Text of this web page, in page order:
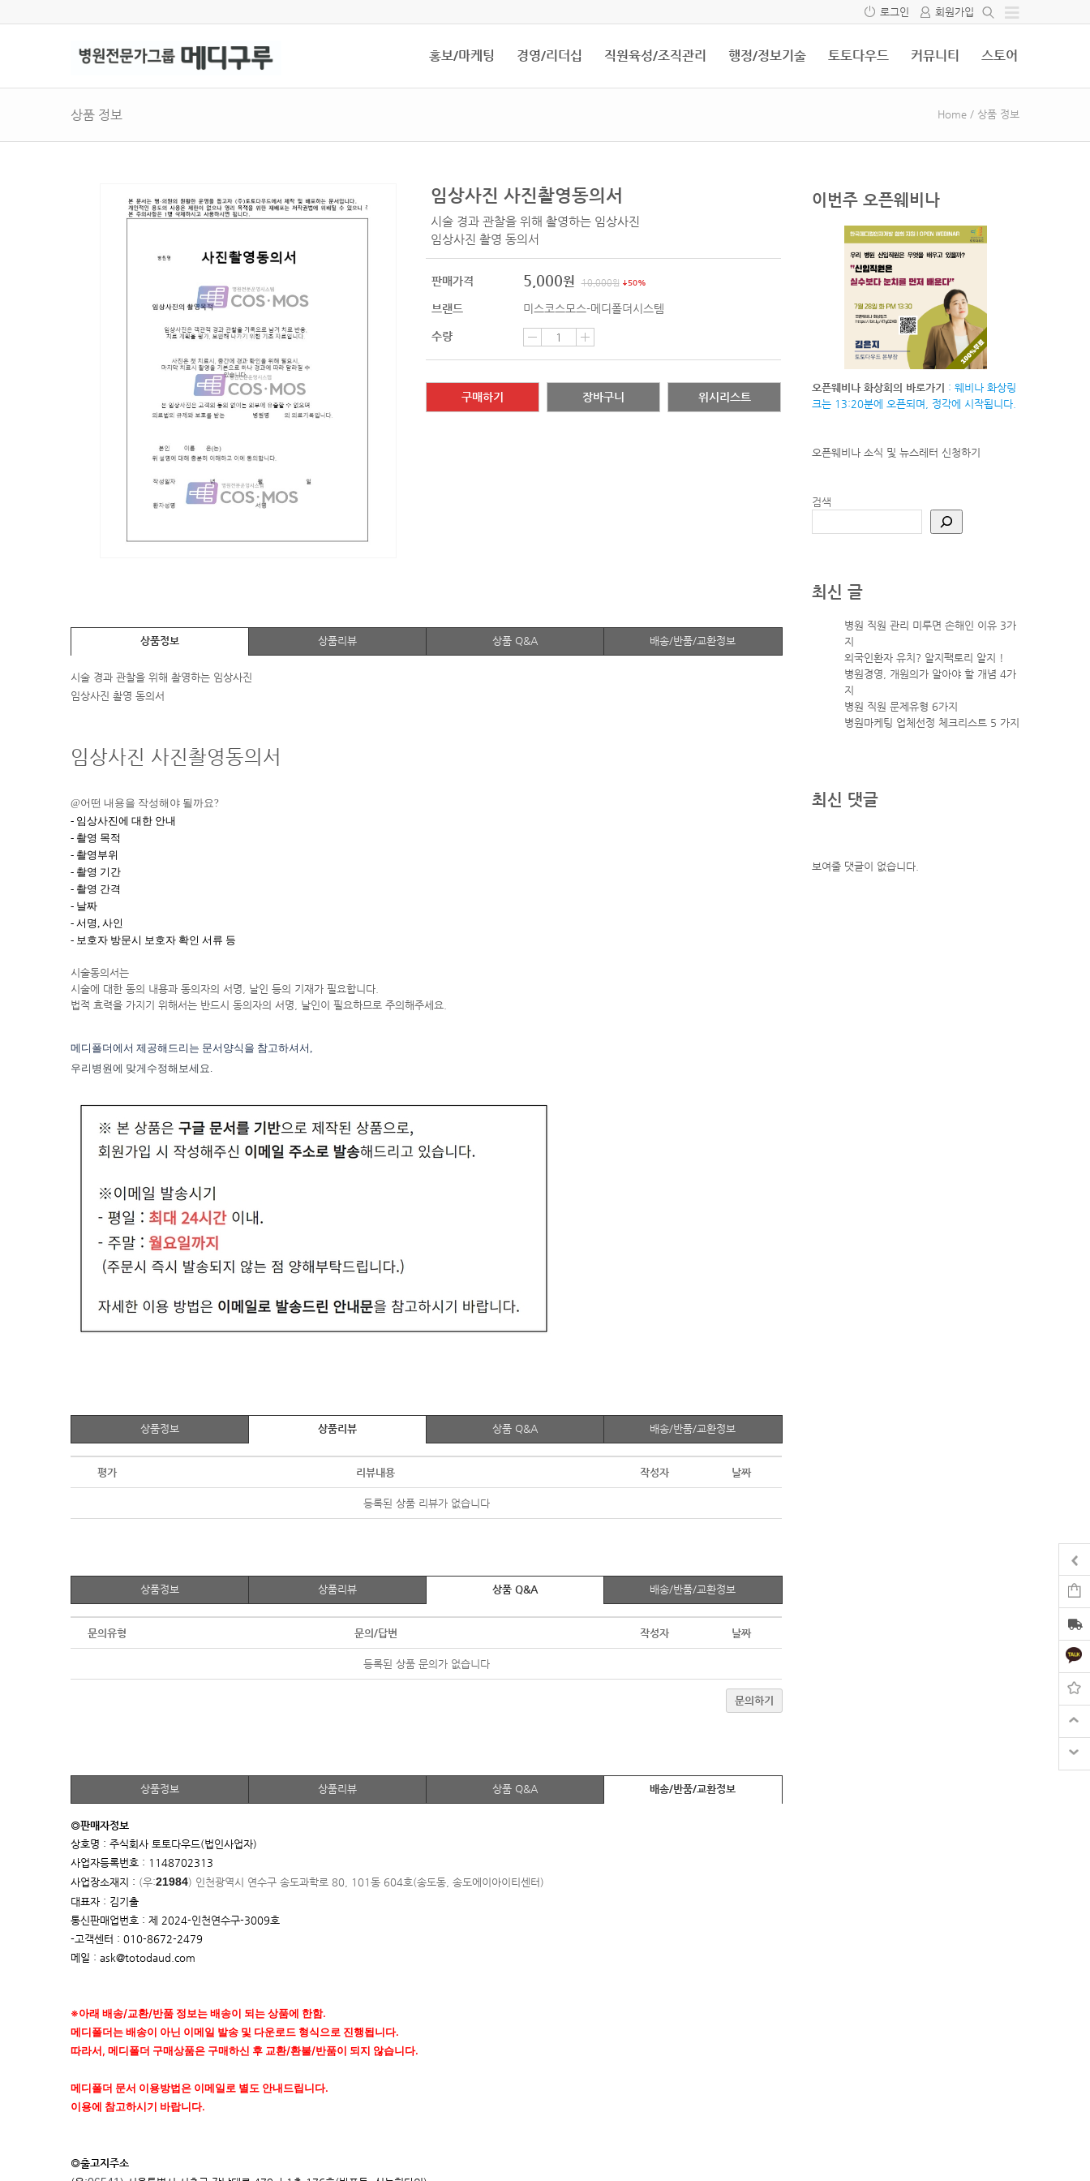
로그인 회원가입
홍보/마케팅 경영/리더십 직원육성/조직관리 행정/정보기술 토토다우드 커뮤니티 스토어
상품 정보 Home / 상품 정보
임상사진 사진촬영동의서
시술 경과 관찰을 위해 촬영하는 임상사진
임상사진 촬영 동의서
판매가격 5,000원 10,000원 50%
브랜드 미스코스모스-메디폴더시스템
수량
구매하기 장바구니 위시리스트
상품정보 상품리뷰 상품 Q&A 배송/반품/교환정보
시술 경과 관찰을 위해 촬영하는 임상사진
임상사진 촬영 동의서
임상사진 사진촬영동의서
@어떤 내용을 작성해야 될까요?
- 임상사진에 대한 안내
- 촬영 목적
- 촬영부위
- 촬영 기간
- 촬영 간격
- 날짜
- 서명, 사인
- 보호자 방문시 보호자 확인 서류 등
시술동의서는
시술에 대한 동의 내용과 동의자의 서명, 날인 등의 기재가 필요합니다.
법적 효력을 가지기 위해서는 반드시 동의자의 서명, 날인이 필요하므로 주의해주세요.
메디폴더에서 제공해드리는 문서양식을 참고하셔서,
우리병원에 맞게수정해보세요.
상품정보 상품리뷰 상품 Q&A 배송/반품/교환정보
평가 리뷰내용 작성자 날짜
등록된 상품 리뷰가 없습니다
상품정보 상품리뷰 상품 Q&A 배송/반품/교환정보
문의유형 문의/답변 작성자 날짜
등록된 상품 문의가 없습니다
문의하기
상품정보 상품리뷰 상품 Q&A 배송/반품/교환정보
◎판매자정보
상호명 : 주식회사 토토다우드(법인사업자)
사업자등록번호 : 1148702313
사업장소재지 : (우:21984) 인천광역시 연수구 송도과학로 80, 101동 604호(송도동, 송도에이아이 티센터)
대표자 : 김기출
통신판매업번호 : 제 2024-인천연수구-3009호
-고객센터 : 010-8672-2479
메일 : ask@totodaud.com
※아래 배송/교환/반품 정보는 배송이 되는 상품에 한함.
메디폴더는 배송이 아닌 이메일 발송 및 다운로드 형식으로 진행됩니다.
따라서, 메디폴더 구매상품은 구매하신 후 교환/환불/반품이 되지 않습니다.
메디폴더 문서 이용방법은 이메일로 별도 안내드립니다.
이용에 참고하시기 바랍니다.
◎출고지주소
이번주 오픈웨비나
오픈웨비나 화상회의 바로가기
: 웨비나 화상링
크는 13:20분에 오픈되며, 정각에 시작됩니다.
오픈웨비나 소식 및 뉴스레터 신청하기
검색
최신 글
병원 직원 관리 미루면 손해인 이유 3가
지
외국인환자 유치? 알지팩토리 알지 !
병원경영, 개원의가 알아야 할 개념 4가
지
병원 직원 문제유형 6가지
병원마케팅 업체선정 체크리스트 5 가지
최신 댓글
보여줄 댓글이 없습니다.